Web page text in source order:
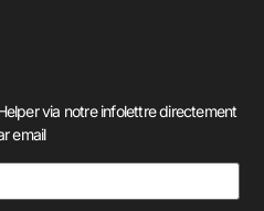
via notre infolettre directement
email